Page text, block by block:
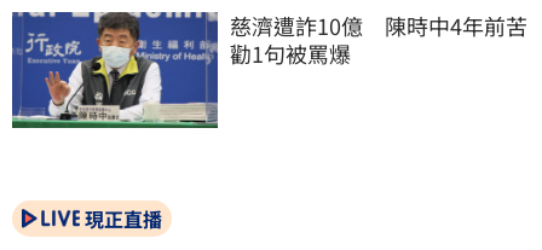
慈濟遭詐10億　陳時中4年前苦
勸1句被罵爆
現正直播